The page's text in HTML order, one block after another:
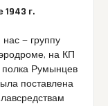
г.
— группу
на КП
полка Румынцев
поставлена